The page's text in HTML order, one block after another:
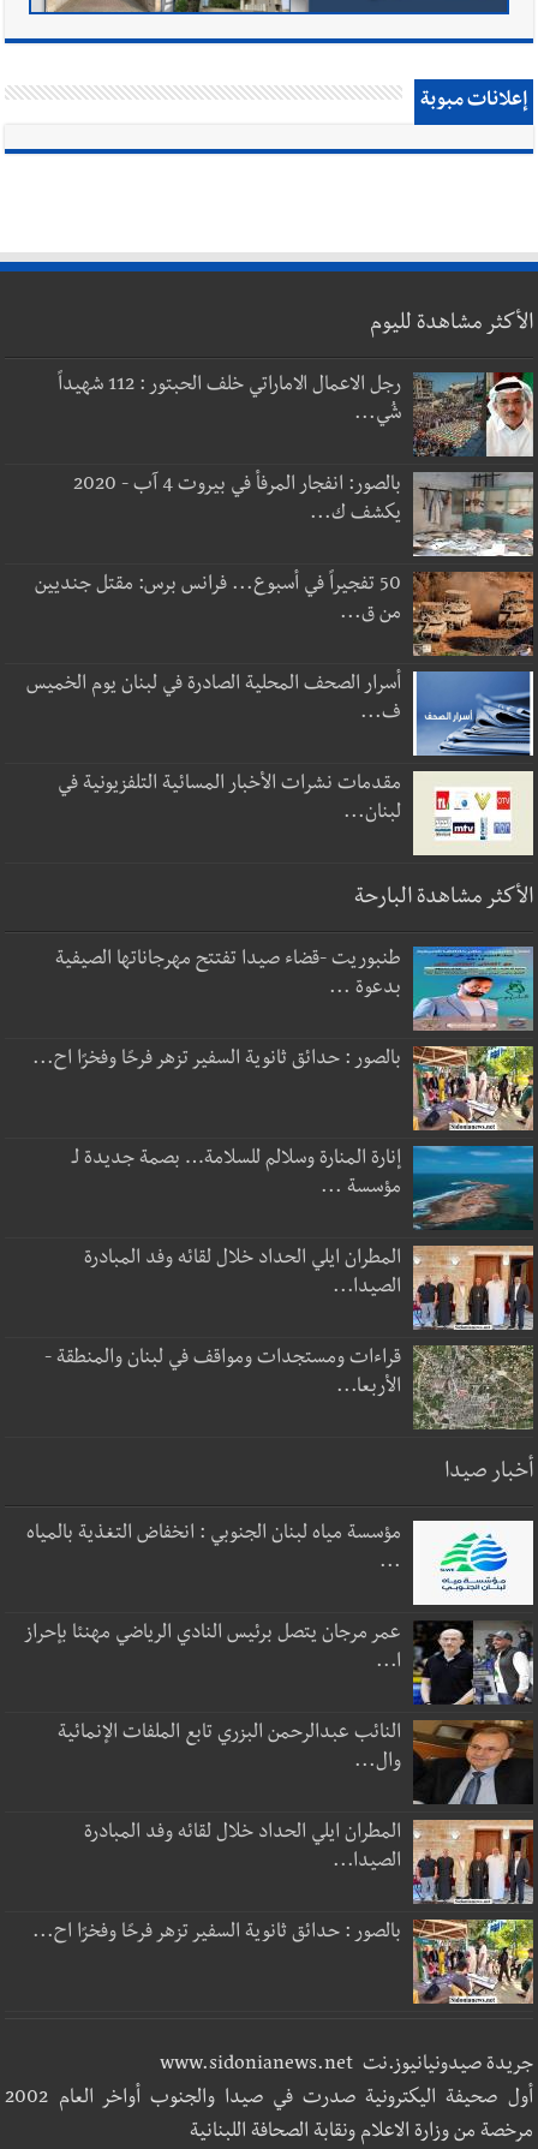
إعلانات مبوبة
الأكثر مشاهدة لليوم
رجل الاعمال الاماراتي خلف الحبتور : 112 شهيداً
شُي...
بالصور: انفجار المرفأ في بيروت 4 آب - 2020
يكشف ك...
50 تفجيراً في أسبوع... فرانس برس: مقتل جنديين
من ق...
أسرار الصحف المحلية الصادرة في لبنان يوم الخميس
ف...
مقدمات نشرات الأخبار المسائية التلفزيونية في
لبنان...
الأكثر مشاهدة البارحة
طنبوريت -قضاء صيدا تفتتح مهرجاناتها الصيفية
بدعوة ...
بالصور : حدائق ثانوية السفير تزهر فرحًا وفخرًا اح...
إنارة المنارة وسلالم للسلامة… بصمة جديدة لـ
مؤسسة ...
المطران ايلي الحداد خلال لقائه وفد المبادرة
الصيدا...
قراءات ومستجدات ومواقف في لبنان والمنطقة -
الأربعا...
أخبار صيدا
مؤسسة مياه لبنان الجنوبي : انخفاض التغذية بالمياه
...
عمر مرجان يتصل برئيس النادي الرياضي مهنئا بإحراز
ا...
النائب عبدالرحمن البزري تابع الملفات الإنمائية
وال...
المطران ايلي الحداد خلال لقائه وفد المبادرة
الصيدا...
بالصور : حدائق ثانوية السفير تزهر فرحًا وفخرًا اح...
جريدة صيدونيانيوز.نت www.sidonianews.net
أول صحيفة اليكترونية صدرت في صيدا والجنوب أواخر العام 2002
مرخصة من وزارة الاعلام ونقابة الصحافة اللبنانية